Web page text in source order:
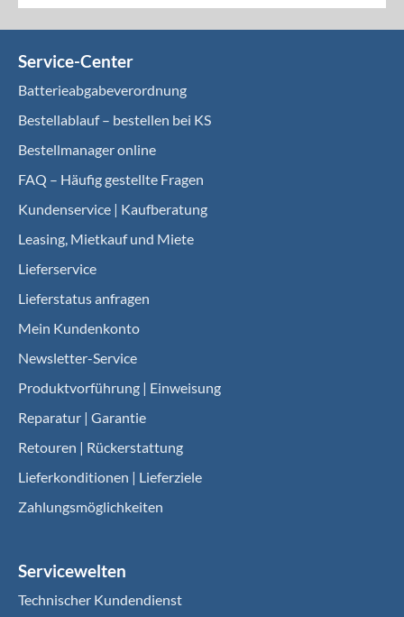
Service-Center
Batterieabgabeverordnung
Bestellablauf – bestellen bei KS
Bestellmanager online
FAQ – Häufig gestellte Fragen
Kundenservice | Kaufberatung
Leasing, Mietkauf und Miete
Lieferservice
Lieferstatus anfragen
Mein Kundenkonto
Newsletter-Service
Produktvorführung | Einweisung
Reparatur | Garantie
Retouren | Rückerstattung
Lieferkonditionen | Lieferziele
Zahlungsmöglichkeiten
Servicewelten
Technischer Kundendienst